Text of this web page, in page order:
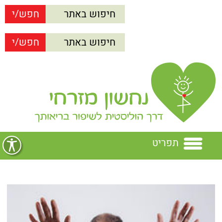
תפריט
נחשון מזרחי